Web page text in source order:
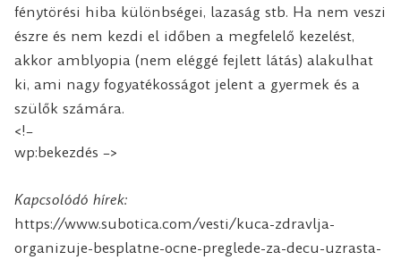
fénytörési hiba különbségei, lazaság stb. Ha nem veszi
észre és nem kezdi el időben a megfelelő kezelést,
akkor amblyopia (nem eléggé fejlett látás) alakulhat
ki, ami nagy fogyatékosságot jelent a gyermek és a
szülők számára.
<!–
wp:bekezdés –>
Kapcsolódó hírek:
https://www.subotica.com/vesti/kuca-zdravlja-
organizuje-besplatne-ocne-preglede-za-decu-uzrasta-